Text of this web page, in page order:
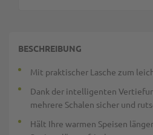
BESCHREIBUNG
Mit praktischer Lasche zum
Dank der intelligenten
mehrere Schalen sicher und
Hält Ihre warmen Speisen